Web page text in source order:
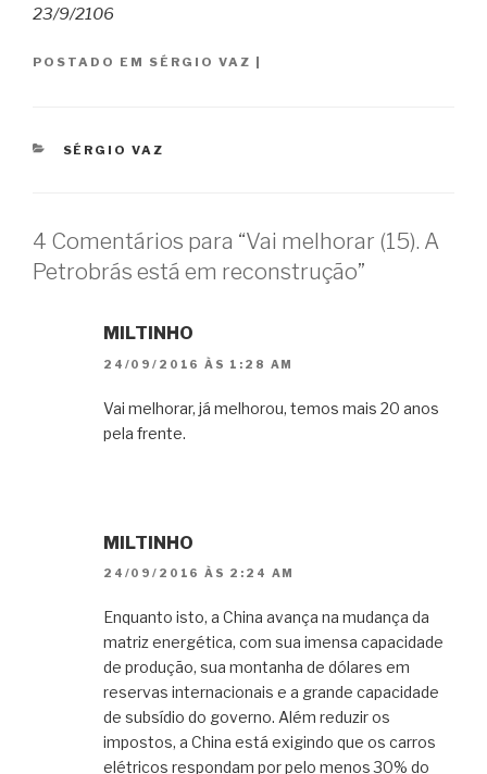
23/9/2106
POSTADO EM SÉRGIO VAZ |
CATEGORIAS
SÉRGIO VAZ
4 Comentários para “Vai melhorar (15). A
Petrobrás está em reconstrução”
MILTINHO
24/09/2016 ÀS 1:28 AM
Vai melhorar, já melhorou, temos mais 20 anos
pela frente.
MILTINHO
24/09/2016 ÀS 2:24 AM
Enquanto isto, a China avança na mudança da
matriz energética, com sua imensa capacidade
de produção, sua montanha de dólares em
reservas internacionais e a grande capacidade
de subsídio do governo. Além reduzir os
impostos, a China está exigindo que os carros
elétricos respondam por pelo menos 30% do